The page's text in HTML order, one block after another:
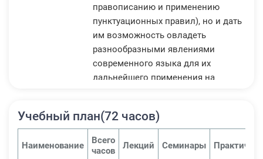
правописанию и применению
пунктуационных правил), но и дать
им возможность овладеть
разнообразными явлениями
современного языка для их
дальнейшего применения на
общения между индивидами. При
письменной речью человек
Учебный план(72 часов)
Наименование
Всего
часов
Лекций Семинары